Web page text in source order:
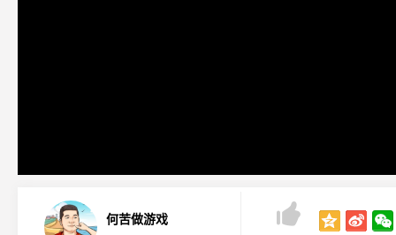
何苦做游戏 